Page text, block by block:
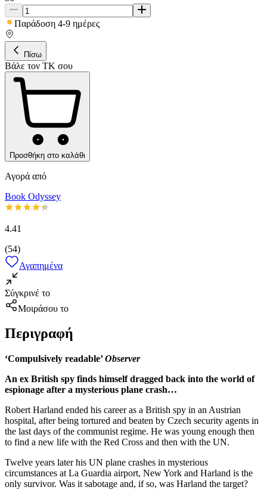
Παράδοση 4-9 ημέρες
Πίσω
Βάλε τον ΤΚ σου
Προσθήκη στο καλάθι
Αγορά από
Book Odyssey
4.41
(54)
Αγαπημένα
Σύγκρινέ το
Μοιράσου το
Περιγραφή
‘Compulsively readable’Observer
An ex British spy finds himself dragged back into the world of
espionage after a mysterious plane crash…
Robert Harland ended his career as a British spy in an Austrian
hospital, after being tortured and beaten by Czech security agents in
the last days of the communist regime. He was young enough then
to find a new life with the Red Cross and then with the UN.
Twelve years later his UN plane crashes in mysterious
circumstances at La Guardia airport, New York and Harland is the
only survivor. Was it sabotage and, if so, was Harland the target?